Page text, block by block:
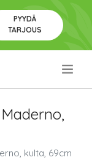
PYYDÄ
TARJOUS
kulta, 69cm